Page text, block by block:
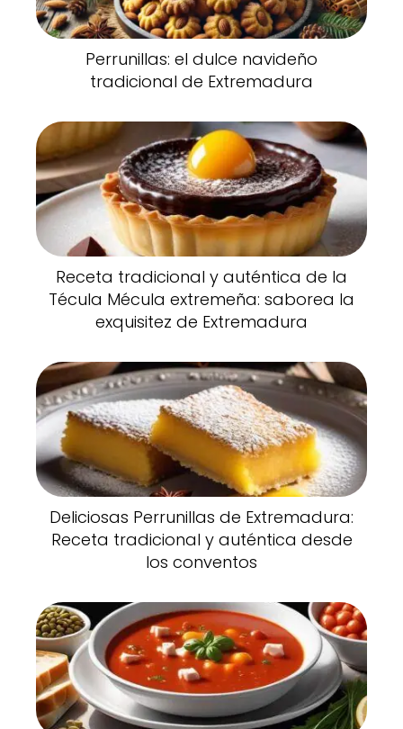
Perrunillas: el dulce navideño
tradicional de Extremadura
Receta tradicional y auténtica de la
Técula Mécula extremeña: saborea la
exquisitez de Extremadura
Deliciosas Perrunillas de Extremadura:
Receta tradicional y auténtica desde
los conventos